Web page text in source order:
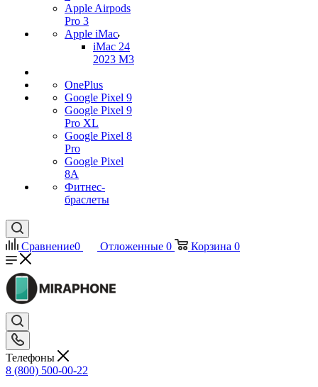
Apple Airpods
Pro 3
Apple iMac
iMac 24
2023 M3
OnePlus
Google Pixel 9
Google Pixel 9
Pro XL
Google Pixel 8
Pro
Google Pixel
8A
Фитнес-
браслеты
Сравнение0 Отложенные 0 Корзина 0
Телефоны
8 (800) 500-00-22